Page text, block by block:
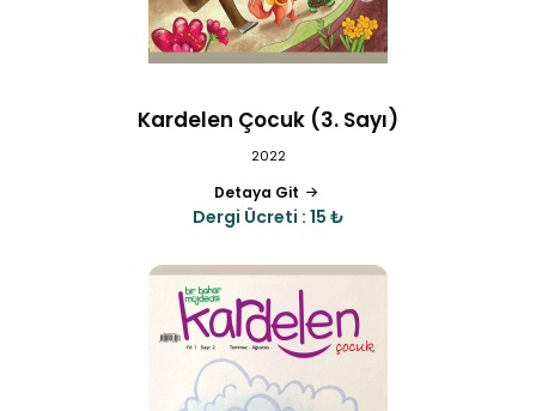
Kardelen Çocuk (3. Sayı)
2022
Detaya Git
Dergi Ücreti : 15 ₺